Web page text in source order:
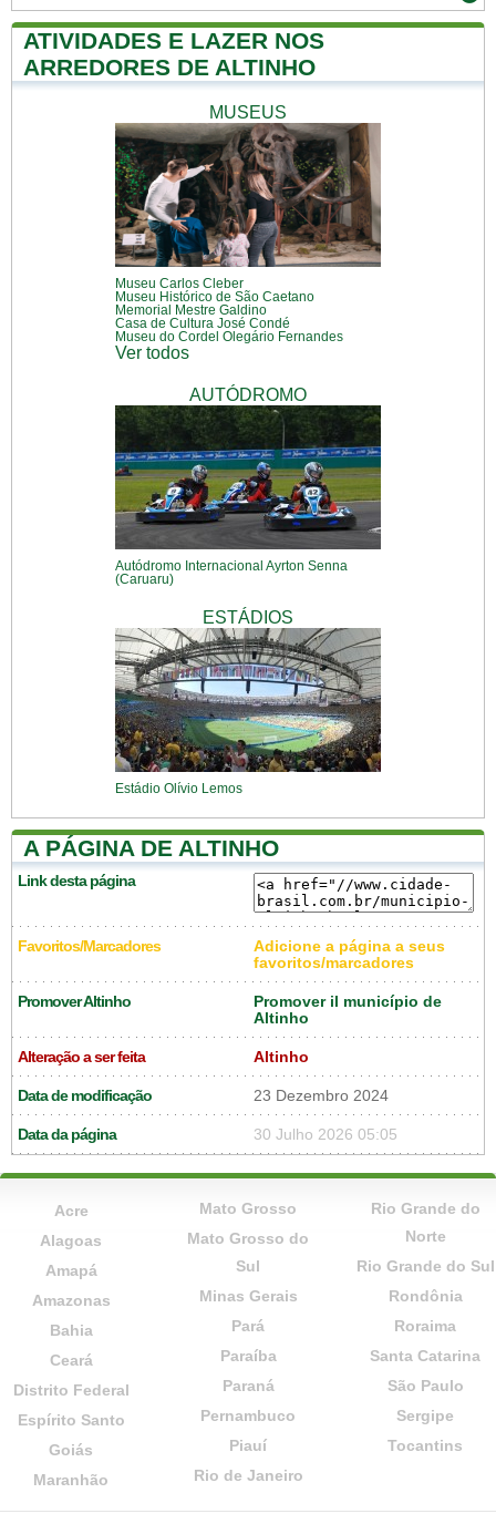
ATIVIDADES E LAZER NOS
ARREDORES DE ALTINHO
MUSEUS
Museu Carlos Cleber
Museu Histórico de São Caetano
Memorial Mestre Galdino
Casa de Cultura José Condé
Museu do Cordel Olegário Fernandes
Ver todos
AUTÓDROMO
Autódromo Internacional Ayrton Senna
(Caruaru)
ESTÁDIOS
Estádio Olívio Lemos
A PÁGINA DE ALTINHO
Link desta página
Favoritos/Marcadores
Adicione a página a seus
favoritos/marcadores
Promover Altinho
Promover il município de
Altinho
Alteração a ser feita Altinho
Data de modificação 23 Dezembro 2024
Data da página 30 Julho 2026 05:05
Acre
Alagoas
Amapá
Amazonas
Bahia
Ceará
Distrito Federal
Espírito Santo
Goiás
Maranhão
Mato Grosso
Mato Grosso do
Sul
Minas Gerais
Pará
Paraíba
Paraná
Pernambuco
Piauí
Rio de Janeiro
Rio Grande do
Norte
Rio Grande do Sul
Rondônia
Roraima
Santa Catarina
São Paulo
Sergipe
Tocantins